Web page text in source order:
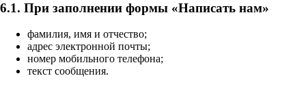
6.1. При заполнении формы «Написать нам»
фамилия, имя и отчество;
адрес электронной почты;
номер мобильного телефона;
текст сообщения.